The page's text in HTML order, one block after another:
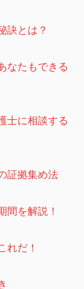
訣とは？
なたもできる
士に相談する
証拠集め法
間を解説！
れだ！